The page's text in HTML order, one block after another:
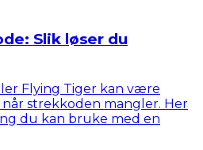
Slik løser du
Flying Tiger kan være
strekkoden mangler. Her
du kan bruke med en